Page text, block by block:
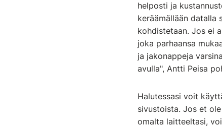
helposti ja
keräämällään datalla
kohdistetaan. Jos ei
joka parhaansa
ja jakonappeja
avulla", Antti Peisa
Halutessasi voit
sivustoista. Jos et
omalta laitteeltasi,